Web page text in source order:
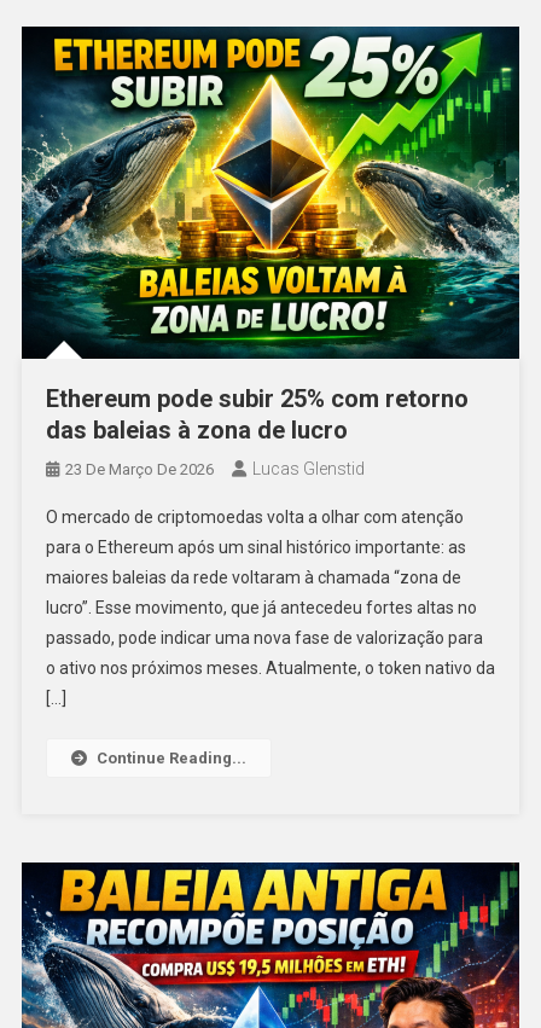
Ethereum pode subir 25% com retorno
das baleias à zona de lucro
23 De Março De 2026 Lucas Glenstid
O mercado de criptomoedas volta a olhar com atenção
para o Ethereum após um sinal histórico importante: as
maiores baleias da rede voltaram à chamada “zona de
lucro”. Esse movimento, que já antecedeu fortes altas no
passado, pode indicar uma nova fase de valorização para
o ativo nos próximos meses. Atualmente, o token nativo da
[…]
Continue Reading...